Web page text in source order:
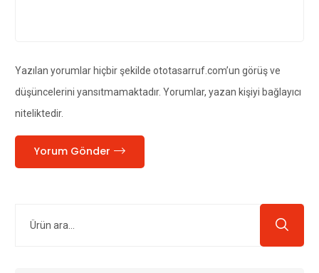
Yazılan yorumlar hiçbir şekilde ototasarruf.com’un görüş ve
düşüncelerini yansıtmamaktadır. Yorumlar, yazan kişiyi bağlayıcı
niteliktedir.
Yorum Gönder